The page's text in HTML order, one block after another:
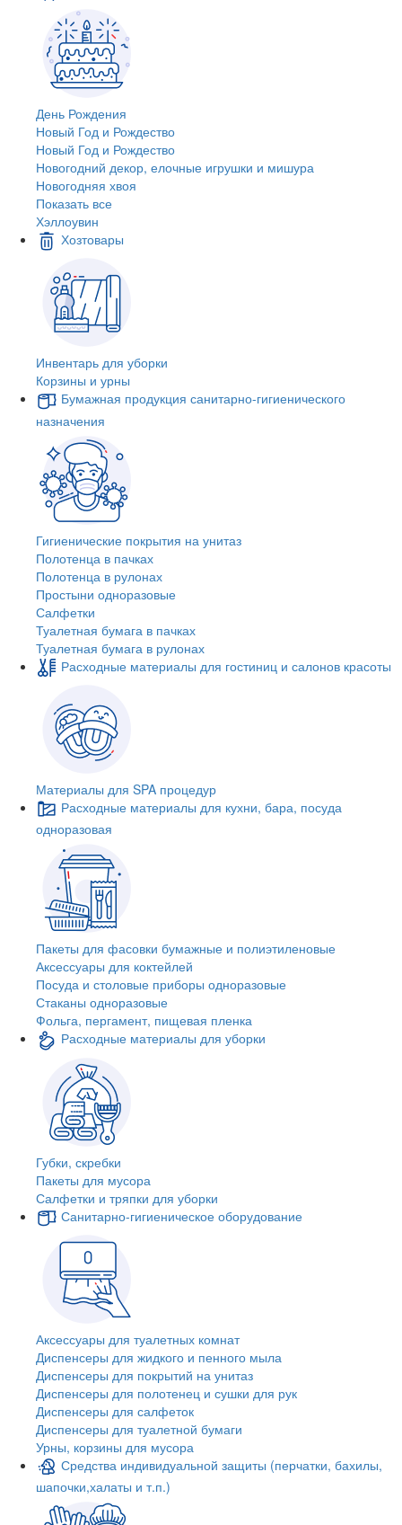
День Рождения
Новый Год и Рождество
Новый Год и Рождество
Новогодний декор, елочные игрушки и мишура
Новогодняя хвоя
Показать все
Хэллоувин
Хозтовары
Инвентарь для уборки
Корзины и урны
Бумажная продукция санитарно-гигиенического
назначения
Гигиенические покрытия на унитаз
Полотенца в пачках
Полотенца в рулонах
Простыни одноразовые
Салфетки
Туалетная бумага в пачках
Туалетная бумага в рулонах
Расходные материалы для гостиниц и салонов красоты
Материалы для SPA процедур
Расходные материалы для кухни, бара, посуда
одноразовая
Пакеты для фасовки бумажные и полиэтиленовые
Аксессуары для коктейлей
Посуда и столовые приборы одноразовые
Стаканы одноразовые
Фольга, пергамент, пищевая пленка
Расходные материалы для уборки
Губки, скребки
Пакеты для мусора
Салфетки и тряпки для уборки
Санитарно-гигиеническое оборудование
Аксессуары для туалетных комнат
Диспенсеры для жидкого и пенного мыла
Диспенсеры для покрытий на унитаз
Диспенсеры для полотенец и сушки для рук
Диспенсеры для салфеток
Диспенсеры для туалетной бумаги
Урны, корзины для мусора
Средства индивидуальной защиты (перчатки, бахилы,
шапочки,халаты и т.п.)